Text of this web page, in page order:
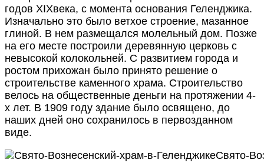
годов XIXвека, с момента основания Геленджика.
Изначально это было ветхое строение, мазанное
глиной. В нем размещался молельный дом. Позже
на его месте построили деревянную церковь с
невысокой колокольней. С развитием города и
ростом прихожан было принято решение о
строительстве каменного храма. Строительство
велось на общественные деньги на протяжении 4-
х лет. В 1909 году здание было освящено, до
наших дней оно сохранилось в первозданном
виде.
Свято-